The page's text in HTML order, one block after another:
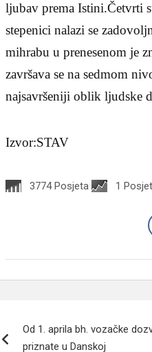
ljubav prema Istini.Četvrti
stepenici nalazi se
mihrabu u prenesenom je
završava se na sedmom
najsavršeniji oblik ljudske
Izvor:STAV
3774 Posjeta 1
članaka
Od 1. aprila bh. vozačke
priznate u Danskoj